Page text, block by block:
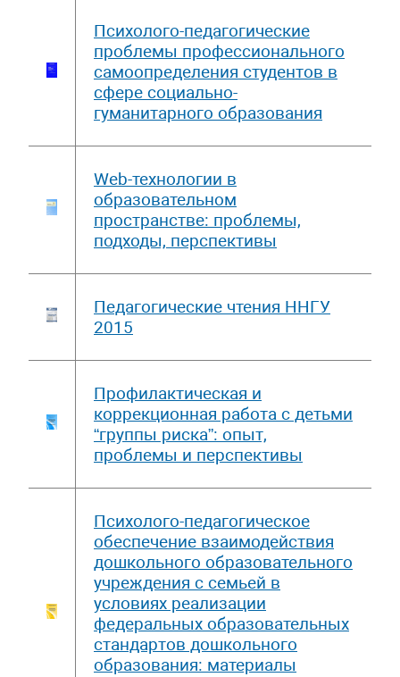
Психолого-педагогические
проблемы профессионального
самоопределения студентов в
сфере социально-
гуманитарного образования
Web-технологии в
образовательном
пространстве: проблемы,
подходы, перспективы
Педагогические чтения ННГУ
2015
Профилактическая и
коррекционная работа с детьми
“группы риска”: опыт,
проблемы и перспективы
Психолого-педагогическое
обеспечение взаимодействия
дошкольного образовательного
учреждения с семьей в
условиях реализации
федеральных образовательных
стандартов дошкольного
образования: материалы